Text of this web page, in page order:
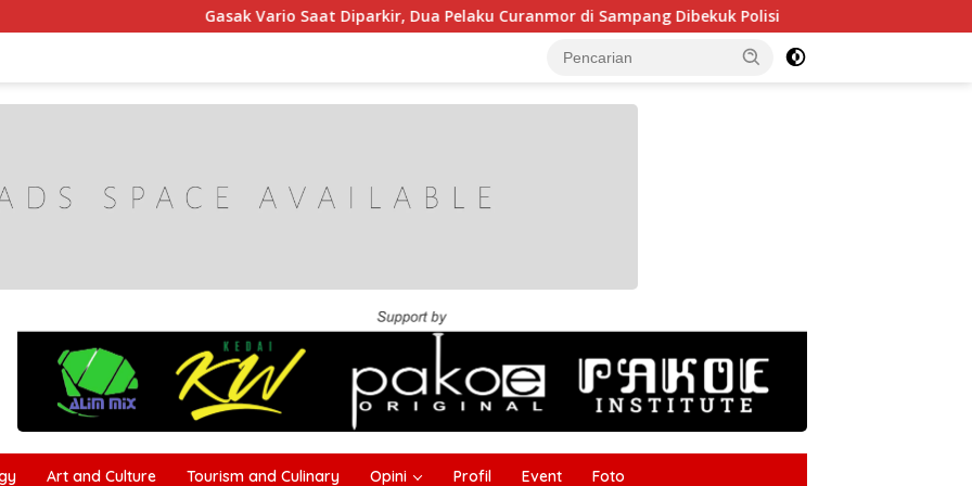
Gasak Vario Saat Diparkir, Dua Pelaku Curanmor di Sampang Dibekuk Polisi HUT RI ke-81 Makin
Art and Culture Tourism and Culinary Opini Profil Event Foto